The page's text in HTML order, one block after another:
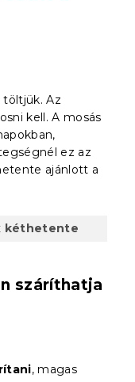
Az
kell. A mosás
ez az
ajánlott a
kéthetente
száríthatja
, magas